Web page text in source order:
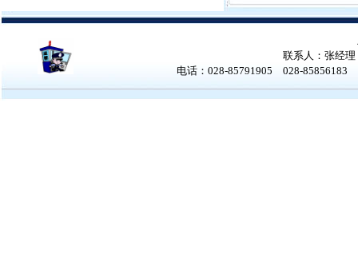
联系人：张经
电话：028-85791905 028-85856183